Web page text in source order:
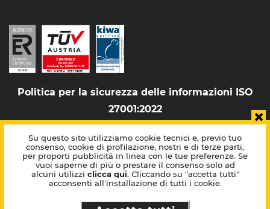
Politica per la sicurezza delle informazioni ISO
27001:2022
Cookie policy
Privacy policy
Mappa del sito
Informazioni aziendali
×
Su questo sito utilizziamo cookie tecnici e, previo tuo
consenso, cookie di profilazione, nostri e di terze parti,
per proporti pubblicità in linea con le tue preferenze. Se
vuoi saperne di più o prestare il consenso solo ad
alcuni utilizzi clicca qui. Cliccando su "accetta tutti"
acconsenti all'installazione di tutti i cookie.